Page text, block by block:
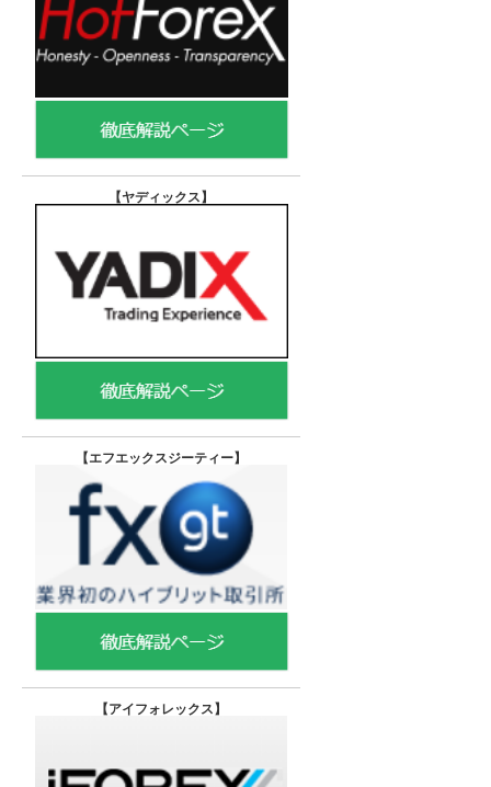
【ヤディックス 】
【エフエックスジーティー】
【アイフォレックス】